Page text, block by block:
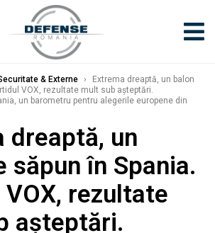
& Externe ›
Extrema dreaptă, un balon
VOX, rezultate mult sub așteptări.
un barometru pentru alegerile europene din
dreaptă, un
săpun în Spania.
rezultate
așteptări.